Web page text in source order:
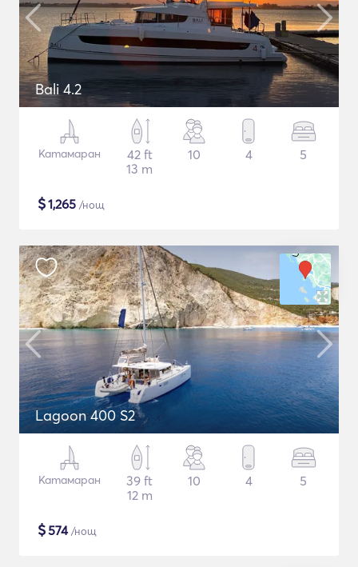
Bali 4.2
Катамаран
42 ft
13 m
10 4 5
$1,265 /нощ
Lagoon 400 S2
Катамаран
39 ft
12 m
10 4 5
$574/нощ